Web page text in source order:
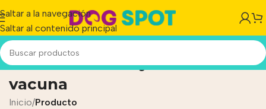
Saltar a la navegación
Saltar al contenido principal
harina de carne y hueso
vacuna
Inicio/Producto